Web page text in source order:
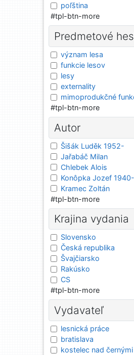
poľština
#tpl-btn-more
Predmetové
význam lesa
funkcie lesov
lesy
externality
mimoprodukčné
#tpl-btn-more
Autor
Šišák Luděk 1952-
Jařabáč Milan
Chlebek Alois
Konôpka Jozef 1940-
Kramec Zoltán
#tpl-btn-more
Krajina vydania
Slovensko
Česká republika
Švajčiarsko
Rakúsko
CS
#tpl-btn-more
Vydavateľ
lesnická práce
bratislava
kostelec nad